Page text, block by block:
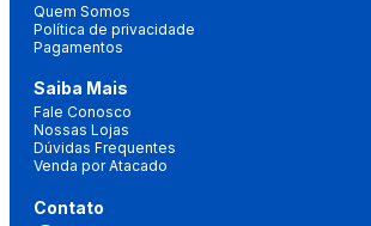
Quem Somos
Política de privacidade
Pagamentos
Saiba Mais
Fale Conosco
Nossas Lojas
Dúvidas Frequentes
Venda por Atacado
Contato